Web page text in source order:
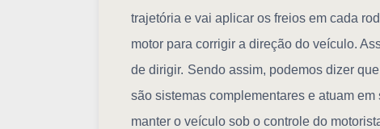
trajetória e vai aplicar os freios em cada
motor para corrigir a direção do veículo.
de dirigir. Sendo assim, podemos dizer
são sistemas complementares e atuam
manter o veículo sob o controle do